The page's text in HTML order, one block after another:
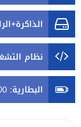
نظام
البطارية: